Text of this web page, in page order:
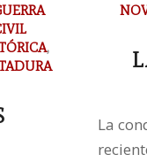
,
La